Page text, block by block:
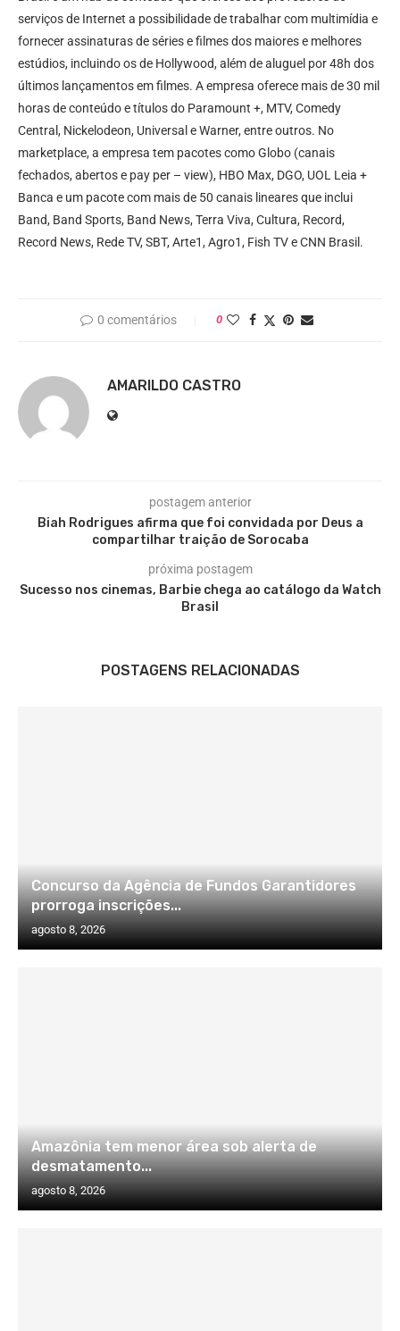
serviços de Internet a possibilidade de trabalhar com multimídia e
fornecer assinaturas de séries e filmes dos maiores e melhores
estúdios, incluindo os de Hollywood, além de aluguel por 48h dos
últimos lançamentos em filmes. A empresa oferece mais de 30 mil
horas de conteúdo e títulos do Paramount +, MTV, Comedy
Central, Nickelodeon, Universal e Warner, entre outros. No
marketplace, a empresa tem pacotes como Globo (canais
fechados, abertos e pay per – view), HBO Max, DGO, UOL Leia +
Banca e um pacote com mais de 50 canais lineares que inclui
Band, Band Sports, Band News, Terra Viva, Cultura, Record,
Record News, Rede TV, SBT, Arte1, Agro1, Fish TV e CNN Brasil.
0 comentários 0
AMARILDO CASTRO
postagem anterior
Biah Rodrigues afirma que foi convidada por Deus a
compartilhar traição de Sorocaba
próxima postagem
Sucesso nos cinemas, Barbie chega ao catálogo da Watch
Brasil
POSTAGENS RELACIONADAS
Concurso da Agência de Fundos Garantidores
prorroga inscrições...
agosto 8, 2026
Amazônia tem menor área sob alerta de
desmatamento...
agosto 8, 2026